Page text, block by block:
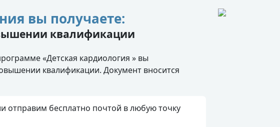
вы получаете:
квалификации
«Детская кардиология » вы
квалификации. Документ вносится
отправим бесплатно почтой в любую точку